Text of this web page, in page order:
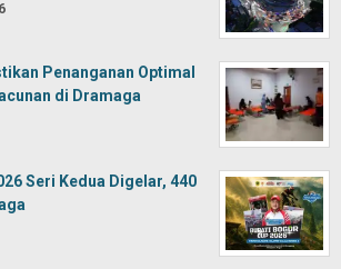
Penanganan Optimal
di Dramaga
Seri Kedua Digelar, 440